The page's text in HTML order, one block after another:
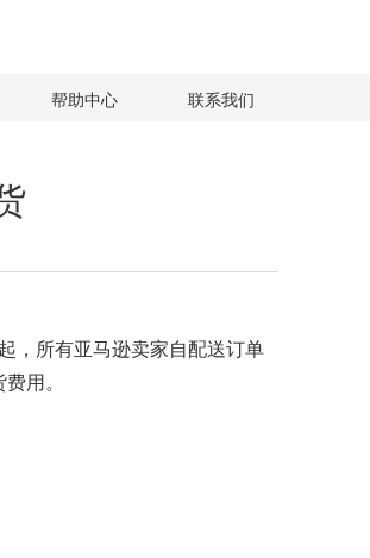
帮助中心 联系我们
，所有亚马逊卖家自配送订单
用。